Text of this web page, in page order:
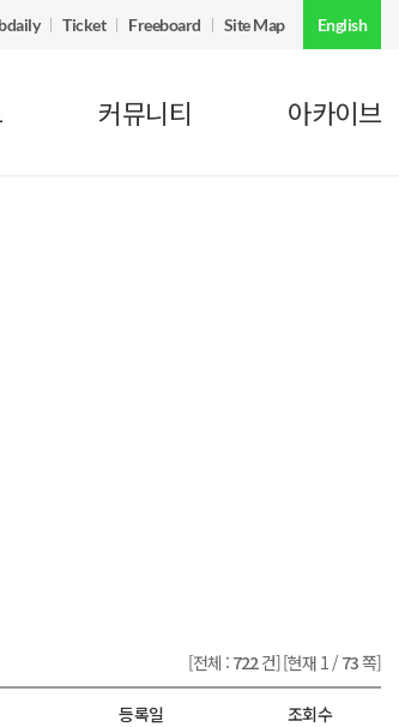
English
Ticket Freeboard Site Map
커뮤니티 아카이브
[전체 : 722건][현재 1 / 73쪽]
등록일 조회수